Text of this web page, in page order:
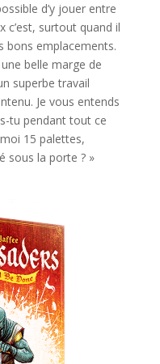
d’y jouer entre
c’est, surtout quand il
bons emplacements.
belle marge de
superbe travail
Je vous entends
tu pendant tout ce
15 palettes,
sous la porte ? »